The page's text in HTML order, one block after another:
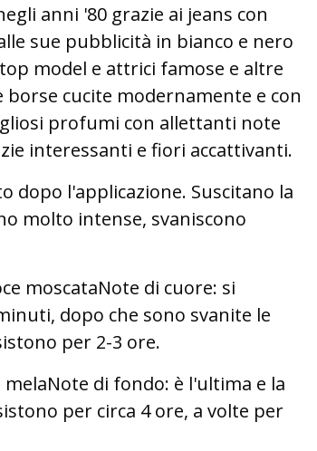
anni '80 grazie ai jeans con
sue pubblicità in bianco e nero
model e attrici famose e altre
cucite modernamente e con
profumi con allettanti note
interessanti e fiori accattivanti.
dopo l'applicazione. Suscitano la
molto intense, svaniscono
moscataNote di cuore: si
dopo che sono svanite le
per 2-3 ore.
di fondo: è l'ultima e la
per circa 4 ore, a volte per